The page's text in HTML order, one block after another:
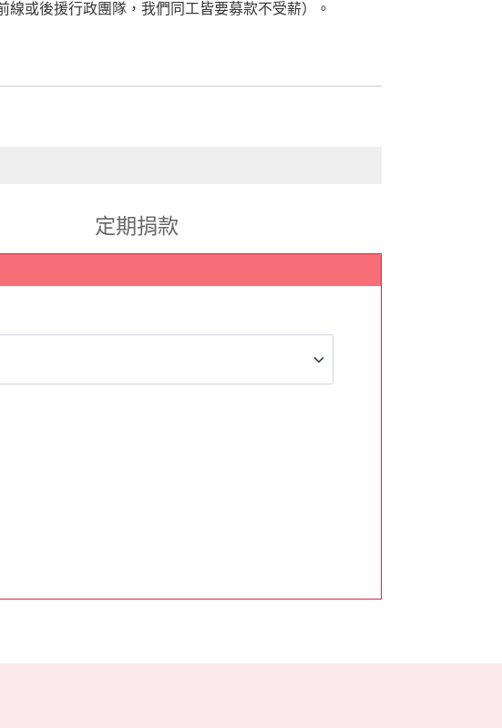
或後援行政團隊，我們同工皆要募款不受薪）。
定期捐款